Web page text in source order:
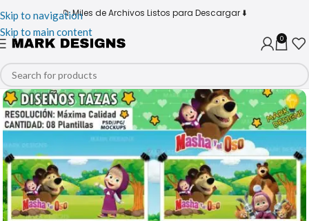
Skip to navigation
Skip to main content
📁 Miles de Archivos Listos para Descargar ⬇️
0